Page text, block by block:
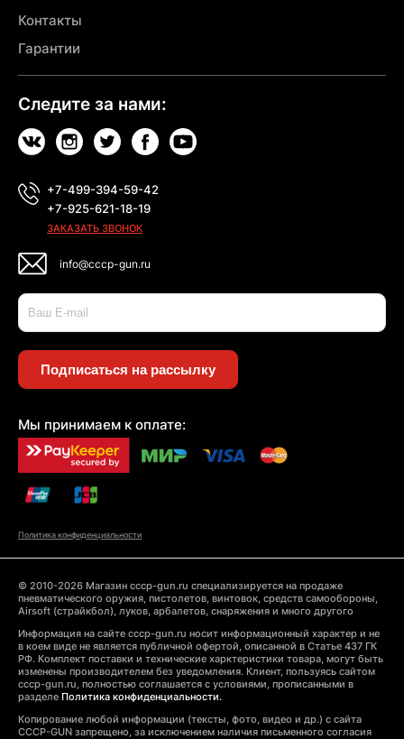
Контакты
Гарантии
Следите за нами:
+7-499-394-59-42
+7-925-621-18-19
ЗАКАЗАТЬ ЗВОНОК
info@cccp-gun.ru
Подписаться на рассылку
Мы принимаем к оплате:
Политика конфиденциальности
© 2010-2026 Магазин cccp-gun.ru специализируется на продаже
пневматического оружия, пистолетов, винтовок, средств самообороны,
Airsoft (страйкбол), луков, арбалетов, снаряжения и много другого
Информация на сайте cccp-gun.ru носит информационный характер и не
в коем виде не является публичной офертой, описанной в Статье 437 ГК
РФ. Комплект поставки и технические харктеристики товара, могут быть
изменены производителем без уведомления. Клиент, пользуясь сайтом
cccp-gun.ru, полностью соглашается с условиями, прописанными в
разделе Политика конфиденциальности.
Копирование любой информации (тексты, фото, видео и др.) с сайта
CCCP-GUN запрещено, за исключением наличия письменного согласия